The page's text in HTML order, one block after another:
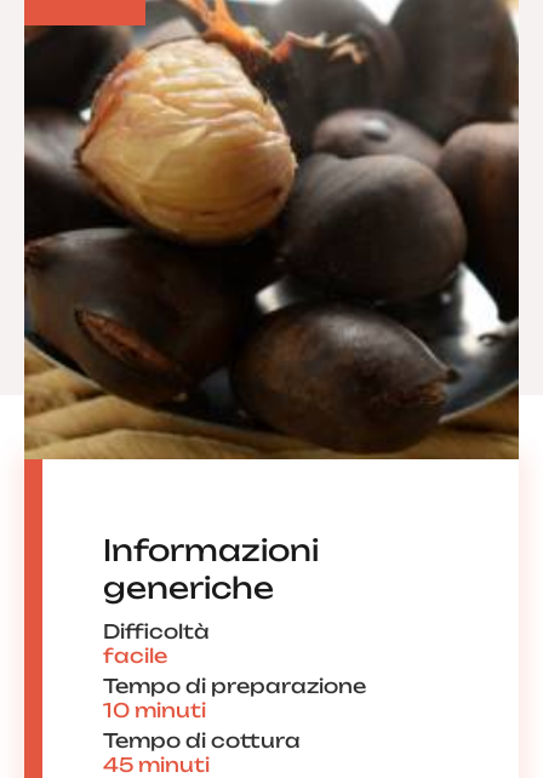
Informazioni
generiche
Difficoltà
facile
Tempo di preparazione
10 minuti
Tempo di cottura
45 minuti